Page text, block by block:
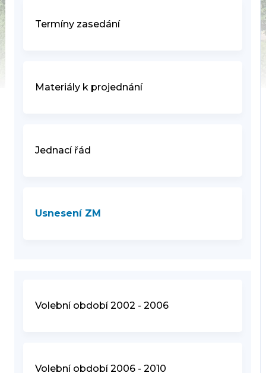
Termíny zasedání
Materiály k projednání
Jednací řád
Usnesení ZM
Volební období 2002 - 2006
Volební období 2006 - 2010